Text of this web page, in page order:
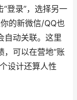
登录”，选择另一
的新微信/QQ也
自动关联。这里
，可以在营地“账
设计还算人性